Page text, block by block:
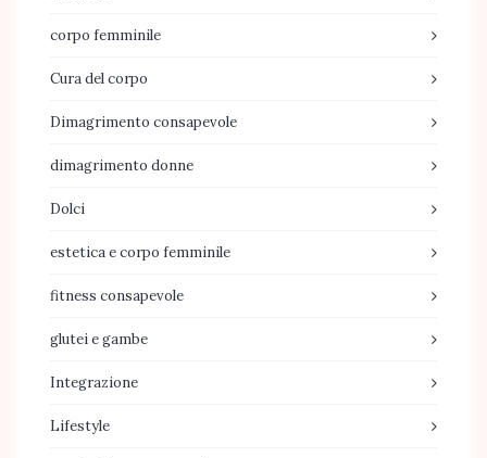
corpo femminile
Cura del corpo
Dimagrimento consapevole
dimagrimento donne
Dolci
estetica e corpo femminile
fitness consapevole
glutei e gambe
Integrazione
Lifestyle